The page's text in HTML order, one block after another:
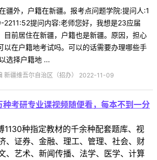
疆外，户籍在新疆。报考点问题学院:提问人:1
提问内容:老师您好，我想是23应届
目前居住在新疆，户籍也是新疆。原因，担心
以在户籍地考试吗。可以的话需要办理哪些手
选择户籍地 ...
新疆维吾尔自治区（招办） 2022-11-09
考研专业课视频随便看，每本不到一分
1130种指定教材的千余种配套题库、视
、证券、金融、理工、管理、社会、财
、艺术、新闻传播、法学、医学、计算